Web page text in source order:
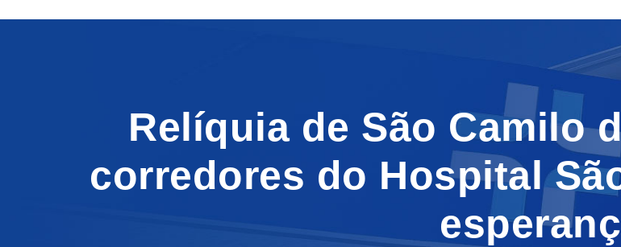
Relíquia de São Camilo
corredores do Hospital